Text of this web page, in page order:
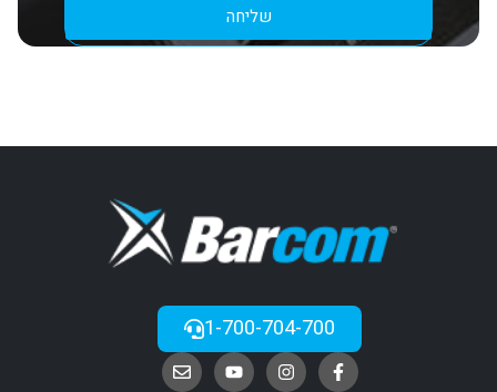
שליחה
1-700-704-700